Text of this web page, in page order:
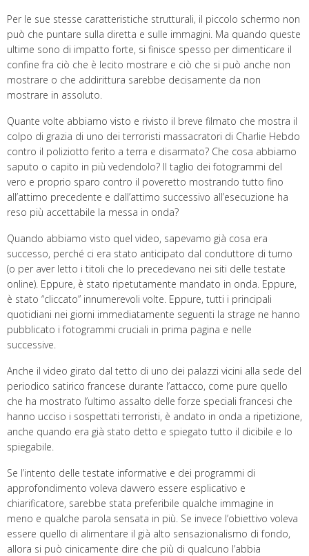
Per le sue stesse caratteristiche strutturali, il piccolo schermo non
può che puntare sulla diretta e sulle immagini. Ma quando queste
ultime sono di impatto forte, si finisce spesso per dimenticare il
confine fra ciò che è lecito mostrare e ciò che si può anche non
mostrare o che addirittura sarebbe decisamente da non
mostrare in assoluto.
Quante volte abbiamo visto e rivisto il breve filmato che mostra il
colpo di grazia di uno dei terroristi massacratori di Charlie Hebdo
contro il poliziotto ferito a terra e disarmato? Che cosa abbiamo
saputo o capito in più vedendolo? Il taglio dei fotogrammi del
vero e proprio sparo contro il poveretto mostrando tutto fino
all’attimo precedente e dall’attimo successivo all’esecuzione ha
reso più accettabile la messa in onda?
Quando abbiamo visto quel video, sapevamo già cosa era
successo, perché ci era stato anticipato dal conduttore di turno
(o per aver letto i titoli che lo precedevano nei siti delle testate
online). Eppure, è stato ripetutamente mandato in onda. Eppure,
è stato “cliccato” innumerevoli volte. Eppure, tutti i principali
quotidiani nei giorni immediatamente seguenti la strage ne hanno
pubblicato i fotogrammi cruciali in prima pagina e nelle
successive.
Anche il video girato dal tetto di uno dei palazzi vicini alla sede del
periodico satirico francese durante l’attacco, come pure quello
che ha mostrato l’ultimo assalto delle forze speciali francesi che
hanno ucciso i sospettati terroristi, è andato in onda a ripetizione,
anche quando era già stato detto e spiegato tutto il dicibile e lo
spiegabile.
Se l’intento delle testate informative e dei programmi di
approfondimento voleva davvero essere esplicativo e
chiarificatore, sarebbe stata preferibile qualche immagine in
meno e qualche parola sensata in più. Se invece l’obiettivo voleva
essere quello di alimentare il già alto sensazionalismo di fondo,
allora si può cinicamente dire che più di qualcuno l’abbia